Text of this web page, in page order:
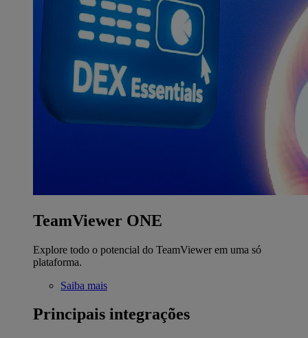
TeamViewer ONE
Explore todo o potencial do TeamViewer em uma só
plataforma.
Saiba mais
Principais integrações